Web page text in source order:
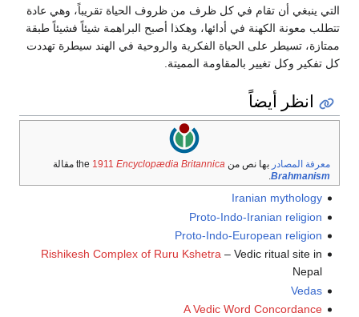
التي ينبغي أن تقام في كل ظرف من ظروف الحياة تقريباً، وهي عادة
تتطلب معونة الكهنة في أدائها، وهكذا أصبح البراهمة شيئاً فشيئاً طبقة
ممتازة، تسيطر على الحياة الفكرية والروحية في الهند سيطرة تهددت
كل تفكير وكل تغيير بالمقاومة المميتة.
انظر أيضاً
معرفة المصادر بها نص من the 1911 Encyclopædia Britannica
مقالة
Brahmanism
.
Iranian mythology
Proto-Indo-Iranian religion
Proto-Indo-European religion
Rishikesh Complex of Ruru Kshetra– Vedic ritual site in
Nepal
Vedas
A Vedic Word Concordance